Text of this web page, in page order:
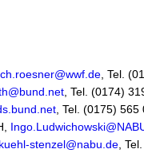
, Tel.
, Tel. (0174)
, Tel. (0175) 565
stenzel@nabu.de ,